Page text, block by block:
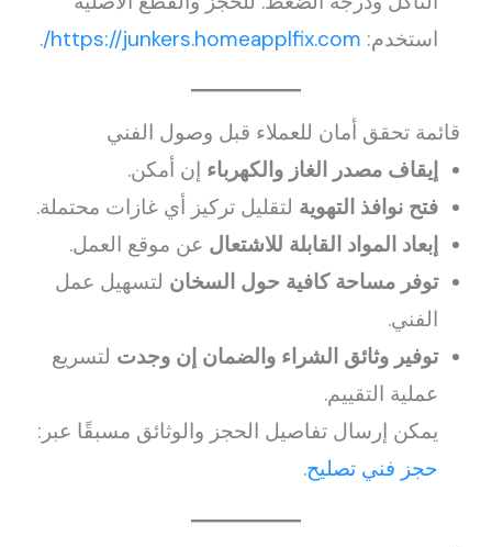
استخدم: https://junkers.homeapplfix.com/
.
قائمة تحقق أمان للعملاء قبل وصول الفني
إيقاف مصدر الغاز والكهرباء إن أمكن.
فتح نوافذ التهوية لتقليل تركيز أي غازات محتملة.
إبعاد المواد القابلة للاشتعال عن موقع العمل.
توفر مساحة كافية حول السخان لتسهيل عمل
الفني.
توفير وثائق الشراء والضمان إن وجدت لتسريع
عملية التقييم.
يمكن إرسال تفاصيل الحجز والوثائق مسبقًا عبر:
حجز فني تصليح.